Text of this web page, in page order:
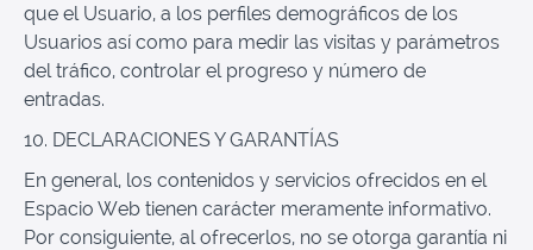
que el Usuario, a los perfiles demográficos de los
Usuarios así como para medir las visitas y parámetros
del tráfico, controlar el progreso y número de
entradas.
10. DECLARACIONES Y GARANTÍAS
En general, los contenidos y servicios ofrecidos en el
Espacio Web tienen carácter meramente informativo.
Por consiguiente, al ofrecerlos, no se otorga garantía ni